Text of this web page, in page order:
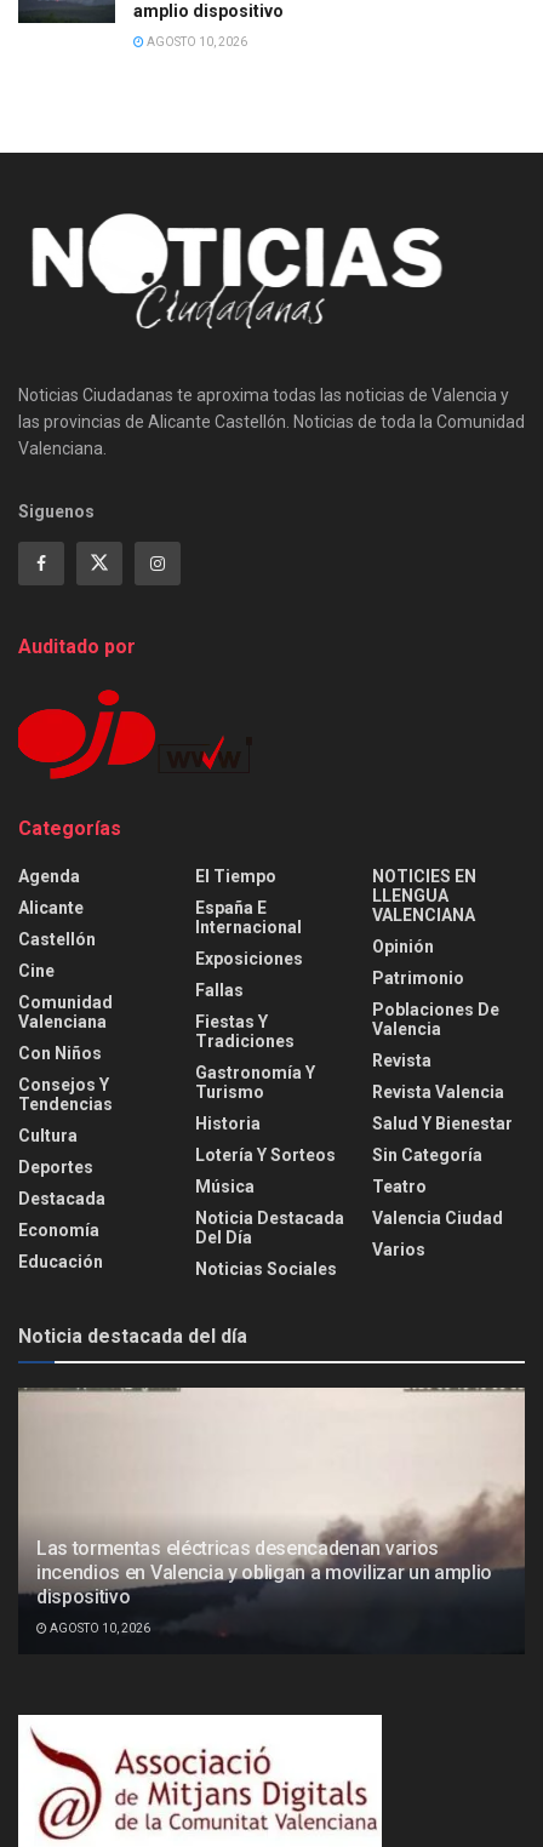
amplio dispositivo
AGOSTO 10, 2026
Noticias Ciudadanas te aproxima todas las noticias de Valencia y
las provincias de Alicante Castellón. Noticias de toda la Comunidad
Valenciana.
Siguenos
Auditado por
Categorías
Agenda
Alicante
Castellón
Cine
Comunidad
Valenciana
Con Niños
Consejos Y
Tendencias
Cultura
Deportes
Destacada
Economía
Educación
El Tiempo
España E
Internacional
Exposiciones
Fallas
Fiestas Y
Tradiciones
Gastronomía Y
Turismo
Historia
Lotería Y Sorteos
Música
Noticia Destacada
Del Día
Noticias Sociales
NOTICIES EN
LLENGUA
VALENCIANA
Opinión
Patrimonio
Poblaciones De
Valencia
Revista
Revista Valencia
Salud Y Bienestar
Sin Categoría
Teatro
Valencia Ciudad
Varios
Noticia destacada del día
Las tormentas eléctricas desencadenan varios
incendios en Valencia y obligan a movilizar un amplio
dispositivo
AGOSTO 10, 2026